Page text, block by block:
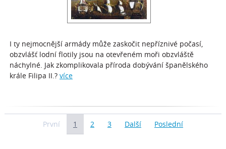
I ty nejmocnější armády může zaskočit nepříznivé počasí,
obzvlášť lodní flotily jsou na otevřeném moři obzvláště
náchylné. Jak zkomplikovala příroda dobývání španělského
krále Filipa II.? více
První 1 2 3 Další Poslední